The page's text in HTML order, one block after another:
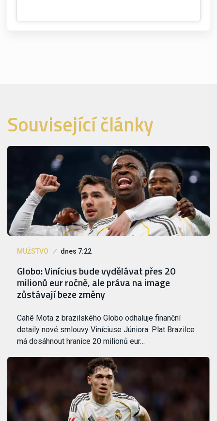
Související články
MUŽSTVO dnes 7:22
Globo: Vinícius bude vydělávat přes 20
milionů eur ročně, ale práva na image
zůstávají beze změny
Cahê Mota z brazilského Globo odhaluje finanční
detaily nové smlouvy Viníciuse Júniora. Plat Brazilce
má dosáhnout hranice 20 milionů eur…